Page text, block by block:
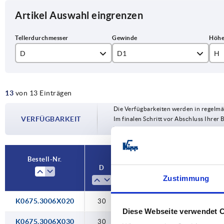
Zustimmung
Diese Webseite verwendet
Artikel Auswahl eingrenzen
D
47
D1
M10
H
13 von 13 Einträgen
VERFÜGBARKEIT
Die Verfügbarkeiten werden in
Im finalen Schritt vor Abschluss Ihrer
Versanddatum.
Bestell-Nr.
D
D1 H H1
K0675.3006X020 30
K0675.3006X030 30